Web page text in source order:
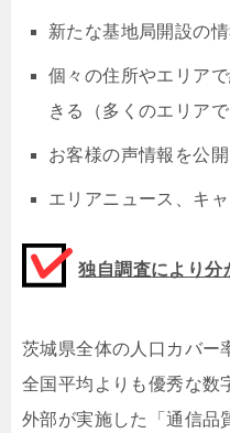
新たな基地局開設の
個々の住所やエリア
きる（多くのエリアで
お客様の声情報を公開
エリアニュース、キ
独自調査により分
茨城県全体の人口カバー
全国平均よりも優秀な数
外部が実施した「通信品